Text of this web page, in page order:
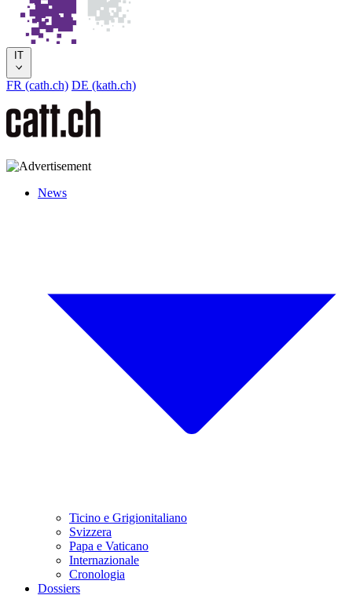
IT
FR (cath.ch) DE (kath.ch)
News
Ticino e Grigionitaliano
Svizzera
Papa e Vaticano
Internazionale
Cronologia
Dossiers